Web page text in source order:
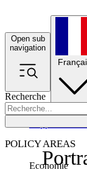
Open sub
navigation
Recherche
POLICY AREAS
Economie